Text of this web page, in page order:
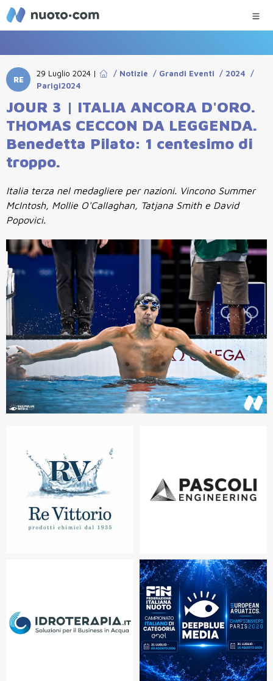
RE
29 Luglio 2024 | / Notizie / Grandi Eventi / 2024 /
Parigi2024
JOUR 3 | ITALIA ANCORA D'ORO.
THOMAS CECCON DA LEGGENDA.
Benedetta Pilato: 1 centesimo di
troppo.
Italia terza nel medagliere per nazioni. Vincono Summer
McIntosh, Mollie O'Callaghan, Tatjana Smith e David
Popovici.